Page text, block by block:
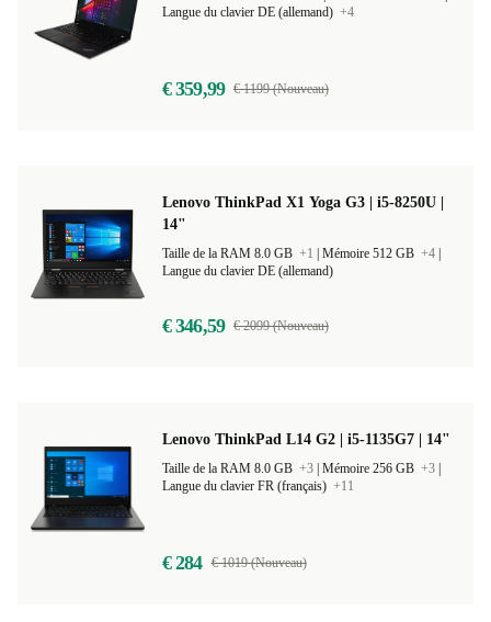
Langue du clavier DE (allemand) +4
€ 359,99 € 1199 (Nouveau)
Lenovo ThinkPad X1 Yoga G3 | i5-8250U |
14"
Taille de la RAM 8.0 GB +1 Mémoire 512 GB +4
Langue du clavier DE (allemand)
€ 346,59 € 2099 (Nouveau)
Lenovo ThinkPad L14 G2 | i5-1135G7 | 14"
Taille de la RAM 8.0 GB +3 Mémoire 256 GB +3
Langue du clavier FR (français) +11
€ 284 € 1019 (Nouveau)